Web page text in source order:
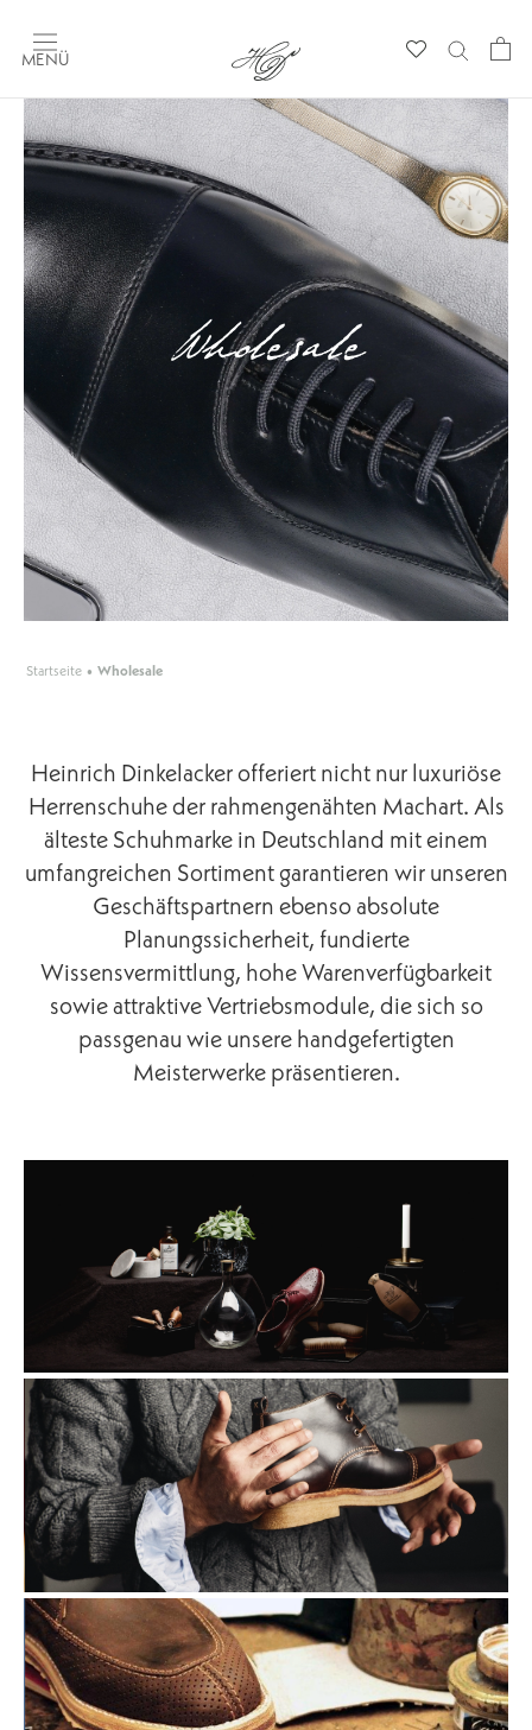
MENÜ
Wholesale
Startseite • Wholesale
Heinrich Dinkelacker offeriert nicht nur luxuriöse
Herrenschuhe der rahmengenähten Machart. Als
älteste Schuhmarke in Deutschland mit einem
umfangreichen Sortiment garantieren wir unseren
Geschäftspartnern ebenso absolute
Planungssicherheit, fundierte
Wissensvermittlung, hohe Warenverfügbarkeit
sowie attraktive Vertriebsmodule, die sich so
passgenau wie unsere handgefertigten
Meisterwerke präsentieren.